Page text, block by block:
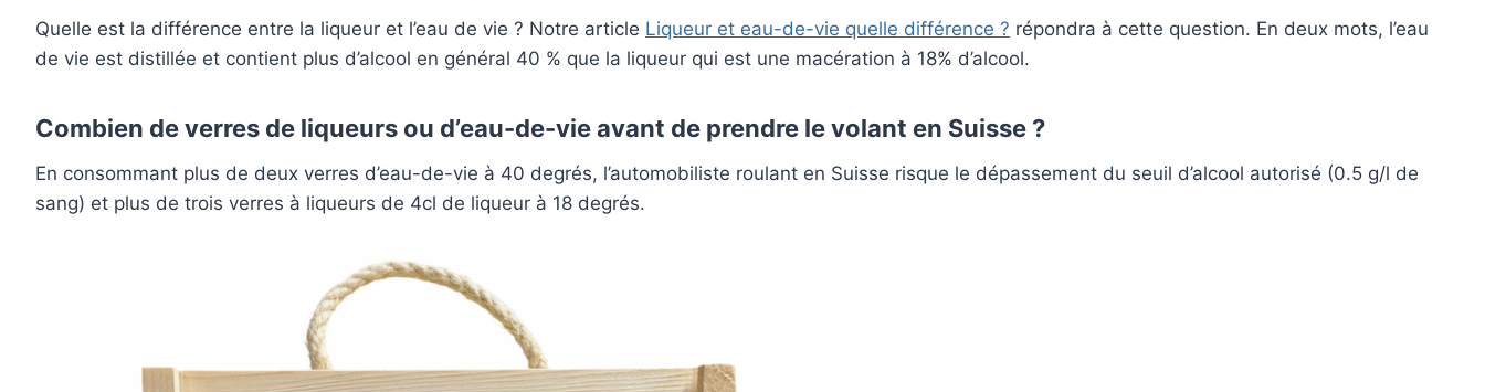
Quelle est la différence entre la liqueur et l’eau de vie ? Notre article Liqueur et eau-de-vie quelle différence ? répondra à cette question. En deux mots, l’eau
de vie est distillée et contient plus d’alcool en général 40 % que la liqueur qui est une macération à 18% d’alcool.
Combien de verres de liqueurs ou d’eau-de-vie avant de prendre le volant en Suisse ?
En consommant plus de deux verres d’eau-de-vie à 40 degrés, l’automobiliste roulant en Suisse risque le dépassement du seuil d’alcool autorisé (0.5 g/l de
sang) et plus de trois verres à liqueurs de 4cl de liqueur à 18 degrés.